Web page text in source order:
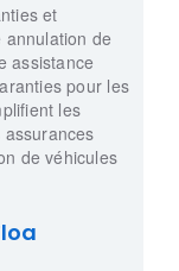
et
de
assistance
pour les
les
de véhicules